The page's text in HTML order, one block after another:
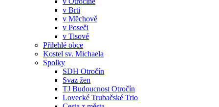
v Brti
v Měchově
v Poseči
v Tisové
Přilehlé obce
Kostel sv. Michaela
Spolky
SDH Otročín
Svaz žen
TJ Budoucnost Otročín
Lovecké Trubačské Trio